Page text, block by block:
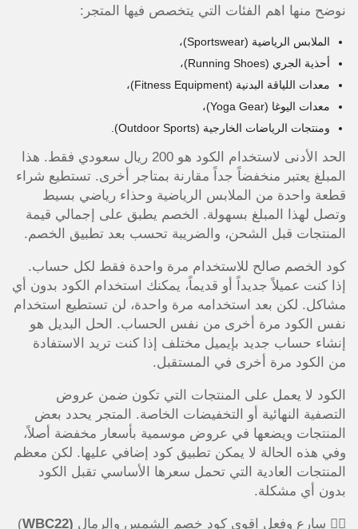
نوضح منها اهم الفئات التي يتخصص فيها المتجر:
الملابس الرياضية (Sportswear)،
أحذية الجري (Running Shoes)،
معدات اللياقة البدنية (Fitness Equipment)،
معدات اليوغا (Yoga Gear)،
ومنتجات الرياضات الخارجية (Outdoor Sports).
الحد الأدنى لاستخدام الكود هو 200 ريال سعودي فقط. هذا
المبلغ يعتبر منخفضاً جداً مقارنة بمتاجر أخرى. تستطيع شراء
قطعة واحدة من الملابس الرياضية وحذاء رياضي بسيط
وتصل لهذا المبلغ بسهولة. الخصم يطبق على إجمالي قيمة
المنتجات قبل الشحن، والضريبة تحسب بعد تطبيق الخصم.
كود الخصم صالح للاستخدام مرة واحدة فقط لكل حساب.
إذا كنت عميلاً جديداً أو قديماً، يمكنك استخدام الكود بدون أي
مشاكل. لكن بعد استخدامه مرة واحدة، لن تستطيع استخدام
نفس الكود مرة أخرى من نفس الحساب. الحل البديل هو
إنشاء حساب جديد بإيميل مختلف إذا كنت تريد الاستفادة
من الكود مرة أخرى في المستقبل.
الكود لا يعمل على المنتجات التي تكون ضمن عروض
التصفية النهائية أو التخفيضات الخاصة. المتجر يحدد بعض
المنتجات ويضعها في عروض موسمية بأسعار مخفضة أصلاً،
وفي هذه الحالة لا يمكن تطبيق كود إضافي عليها. لكن معظم
المنتجات العادية التي تحمل سعرها الأساسي تقبل الكود
بدون أي مشكلة.
🏃‍♀️ سارع وفعل اقوي كود خصم الشمس والرمال (WBC22
)